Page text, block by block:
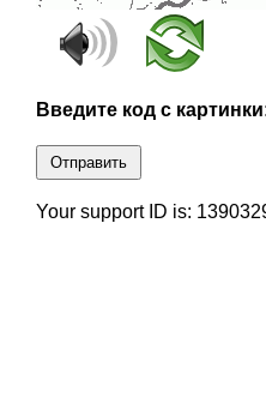
Введите код с
Отправить
Your support ID is: